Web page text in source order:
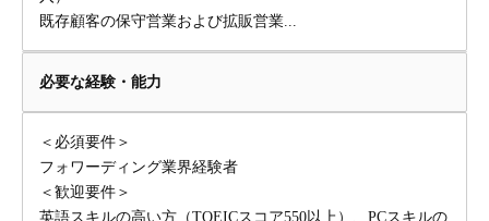
既存顧客の保守営業および拡販営業...
必要な経験・能力
＜必須要件＞
フォワーディング業界経験者
＜歓迎要件＞
英語スキルの高い方（TOEICスコア550以上）、PCスキルの